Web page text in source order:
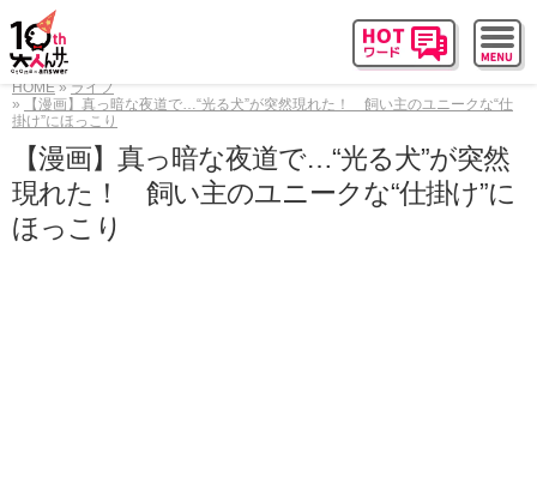
HOME
ライフ
【漫画】真っ暗な夜道で…“光る犬”が突然現れた！ 飼い主のユニークな“仕
掛け”にほっこり
【漫画】真っ暗な夜道で…“光る犬”が突然
現れた！ 飼い主のユニークな“仕掛け”に
ほっこり